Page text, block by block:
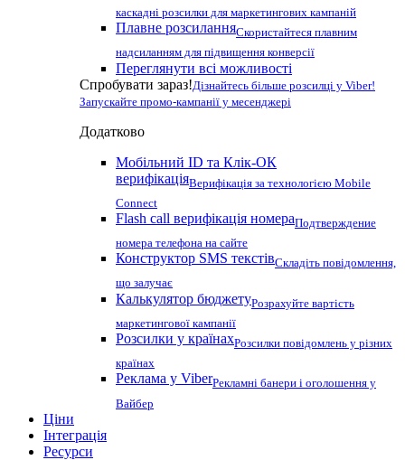
каскадні розсилки для маркетингових кампаній
Плавне розсиланняСкористайтеся плавним
надсиланням для підвищення конверсії
Переглянути всі можливості
Спробувати зараз!Дізнайтесь більше розсилці у Viber!
Запускайте промо-кампанії у месенджері
Додатково
Мобільний ID та Клік-ОК
верифікаціяВерифікація за технологією Mobile
Connect
Flash call верифікація номераПодтверждение
номера телефона на сайте
Конструктор SMS текстівСкладіть повідомлення,
що залучає
Калькулятор бюджетуРозрахуйте вартість
маркетингової кампанії
Розсилки у країнахРозсилки повідомлень у різних
країнах
Реклама у ViberРекламні банери і оголошення у
Вайбер
Ціни
Інтеграція
Ресурси